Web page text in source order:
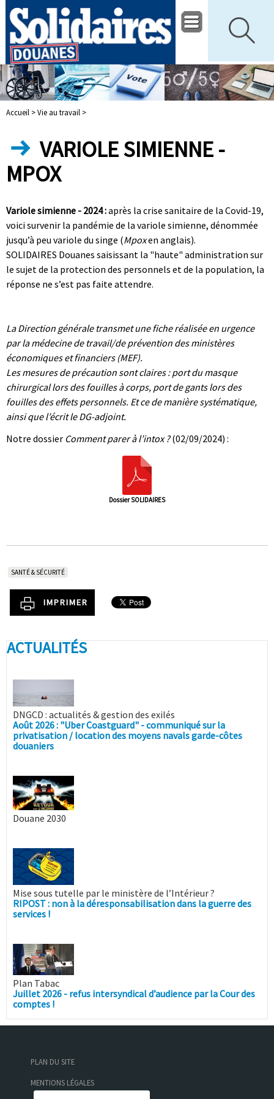
Accueil >Vie au travail >
VARIOLE SIMIENNE -
MPOX
Variole simienne - 2024 :après la crise sanitaire de la Covid-19,
voici survenir la pandémie de la variole simienne, dénommée
jusqu’à peu variole du singe (Mpoxen anglais).
SOLIDAIRES Douanes saisissant la "haute" administration sur
le sujet de la protection des personnels et de la population, la
réponse ne s’est pas faite attendre.
La Direction générale transmet une fiche réalisée en urgence
par la médecine de travail/de prévention des ministères
économiques et financiers (MEF).
Les mesures de précaution sont claires : port du masque
chirurgical lors des fouilles à corps, port de gants lors des
fouilles des effets personnels. Et ce de manière systématique,
ainsi que l’écrit le DG-adjoint.
Notre dossier Comment parer à l’intox ?(02/09/2024) :
Dossier SOLIDAIRES
SANTÉ & SÉCURITÉ
IMPRIMER
ACTUALITÉS
DNGCD : actualités & gestion des exilés
Août 2026 : "Uber Coastguard" - communiqué sur la
privatisation / location des moyens navals garde-côtes
douaniers
Douane 2030
Mise sous tutelle par le ministère de l’Intérieur ?
RIPOST : non à la déresponsabilisation dans la guerre des
services !
Plan Tabac
Juillet 2026 - refus intersyndical d’audience par la Cour des
comptes !
PLAN DU SITE
MENTIONS LÉGALES